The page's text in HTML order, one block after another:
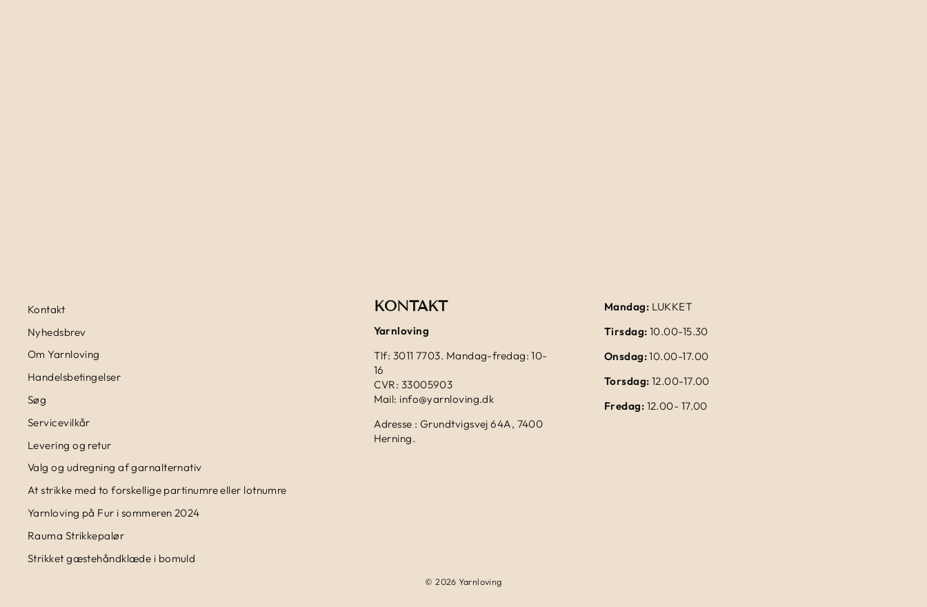
Kontakt
Nyhedsbrev
Om Yarnloving
Handelsbetingelser
Søg
Servicevilkår
Levering og retur
Valg og udregning af garnalternativ
At strikke med to forskellige partinumre eller lotnumre
Yarnloving på Fur i sommeren 2024
Rauma Strikkepalør
Strikket gæstehåndklæde i bomuld
KONTAKT
Yarnloving
Tlf: 3011 7703. Mandag-fredag: 10-
16
CVR: 33005903
Mail: info@yarnloving.dk
Adresse : Grundtvigsvej 64A, 7400
Herning.
Mandag: LUKKET
Tirsdag: 10.00-15.30
Onsdag:10.00-17.00
Torsdag: 12.00-17.00
Fredag: 12.00- 17.00
© 2026 Yarnloving